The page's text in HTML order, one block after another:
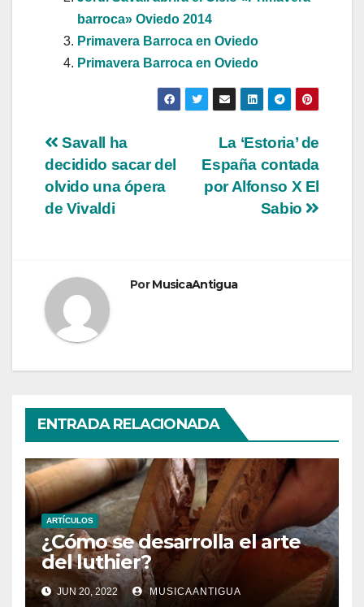
barroca» Oviedo 2014
Primavera Barroca en Oviedo
Primavera Barroca en Oviedo
Navegación
de
entradas
La ‘Estoria’ de
España contada
por Alfonso X El
Sabio
Savall ha
decidido sacar del
olvido una ópera
de Vivaldi
PorMusicaAntigua
ENTRADA RELACIONADA
ARTÍCULOS
¿Cómo se desarrolla el arte
del luthier?
JUN 20, 2022 MUSICAANTIGUA